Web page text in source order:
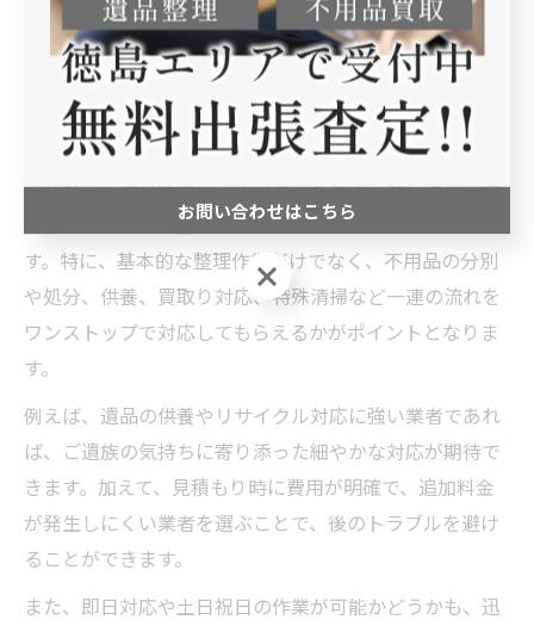
島市編
遺品整理業者選びで重視すべきサービス内容
遺品整理を徳島県徳島市で迅速に進めるためには、業者
ごとのサービス内容をしっかり比較することが重要で
す。特に、基本的な整理作業だけでなく、不用品の分別
や処分、供養、買取り対応、特殊清掃など一連の流れを
ワンストップで対応してもらえるかがポイントとなりま
す。
例えば、遺品の供養やリサイクル対応に強い業者であれ
ば、ご遺族の気持ちに寄り添った細やかな対応が期待で
きます。加えて、見積もり時に費用が明確で、追加料金
が発生しにくい業者を選ぶことで、後のトラブルを避け
ることができます。
また、即日対応や土日祝日の作業が可能かどうかも、迅
お問い合わせはこちら
お問い合わせはこちら